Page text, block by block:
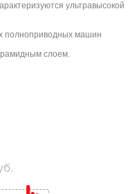
ультравысокой
полноприводных машин
слоем.